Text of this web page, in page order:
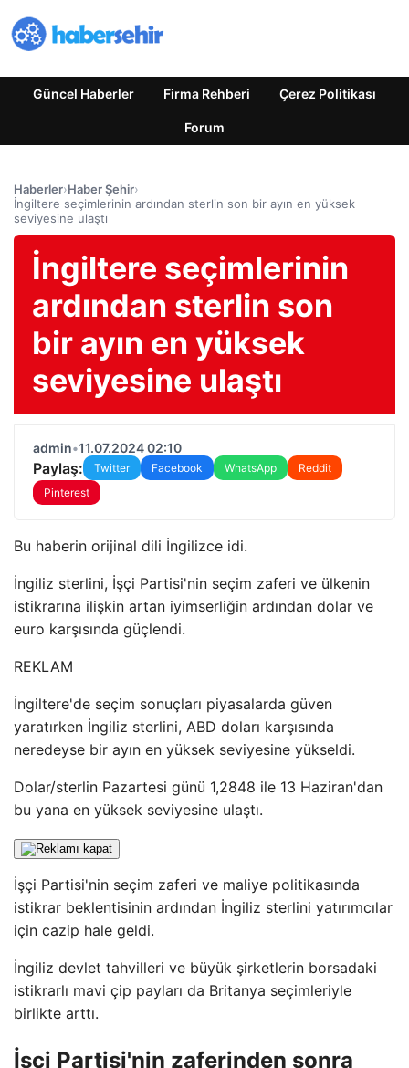
Güncel Haberler Firma Rehberi Çerez Politikası
Forum
Haberler›Haber Şehir›
İngiltere seçimlerinin ardından sterlin son bir ayın en yüksek
seviyesine ulaştı
İngiltere seçimlerinin
ardından sterlin son
bir ayın en yüksek
seviyesine ulaştı
admin•11.07.2024 02:10
Paylaş: Twitter Facebook WhatsApp
Reddit
Pinterest
Bu haberin orijinal dili İngilizce idi.
İngiliz sterlini, İşçi Partisi'nin seçim zaferi ve ülkenin
istikrarına ilişkin artan iyimserliğin ardından dolar ve
euro karşısında güçlendi.
REKLAM
İngiltere'de seçim sonuçları piyasalarda güven
yaratırken İngiliz sterlini, ABD doları karşısında
neredeyse bir ayın en yüksek seviyesine yükseldi.
Dolar/sterlin Pazartesi günü 1,2848 ile 13 Haziran'dan
bu yana en yüksek seviyesine ulaştı.
İşçi Partisi'nin seçim zaferi ve maliye politikasında
istikrar beklentisinin ardından İngiliz sterlini yatırımcılar
için cazip hale geldi.
İngiliz devlet tahvilleri ve büyük şirketlerin borsadaki
istikrarlı mavi çip payları da Britanya seçimleriyle
birlikte arttı.
İşçi Partisi'nin zaferinden sonra